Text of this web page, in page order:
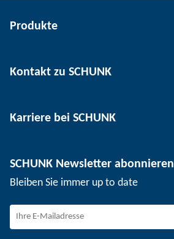
Produkte
Automatisierungstechnik
Werkstückspanntechnik
Kontakt zu SCHUNK
Standorte
Veranstaltungen
SCHUNK – Hinweisgebersystem
Karriere bei SCHUNK
Arbeiten bei SCHUNK
Berufseinsteiger
SCHUNK Newsletter abonnieren
Bleiben Sie immer up to date